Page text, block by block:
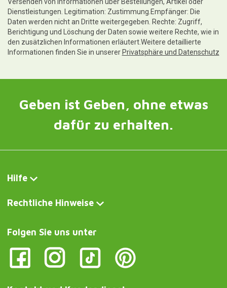
Dienstleistungen. Legitimation: Zustimmung.Empfänger: Die
Daten werden nicht an Dritte weitergegeben. Rechte: Zugriff,
Berichtigung und Löschung der Daten sowie weitere Rechte, wie in
den zusätzlichen Informationen erläutert.Weitere detaillierte
Informationen finden Sie in unserer Privatsphäre und Datenschutz
Geben ist Geben, ohne etwas
dafür zu erhalten.
Hilfe
Rechtliche Hinweise
Folgen Sie uns unter